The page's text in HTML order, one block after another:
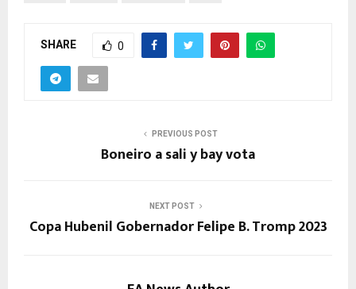
SHARE 0
PREVIOUS POST
Boneiro a sali y bay vota
NEXT POST
Copa Hubenil Gobernador Felipe B. Tromp 2023